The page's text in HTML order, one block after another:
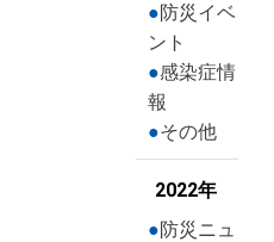
防災イベ
ント
感染症情
報
その他
2022年
防災ニュ